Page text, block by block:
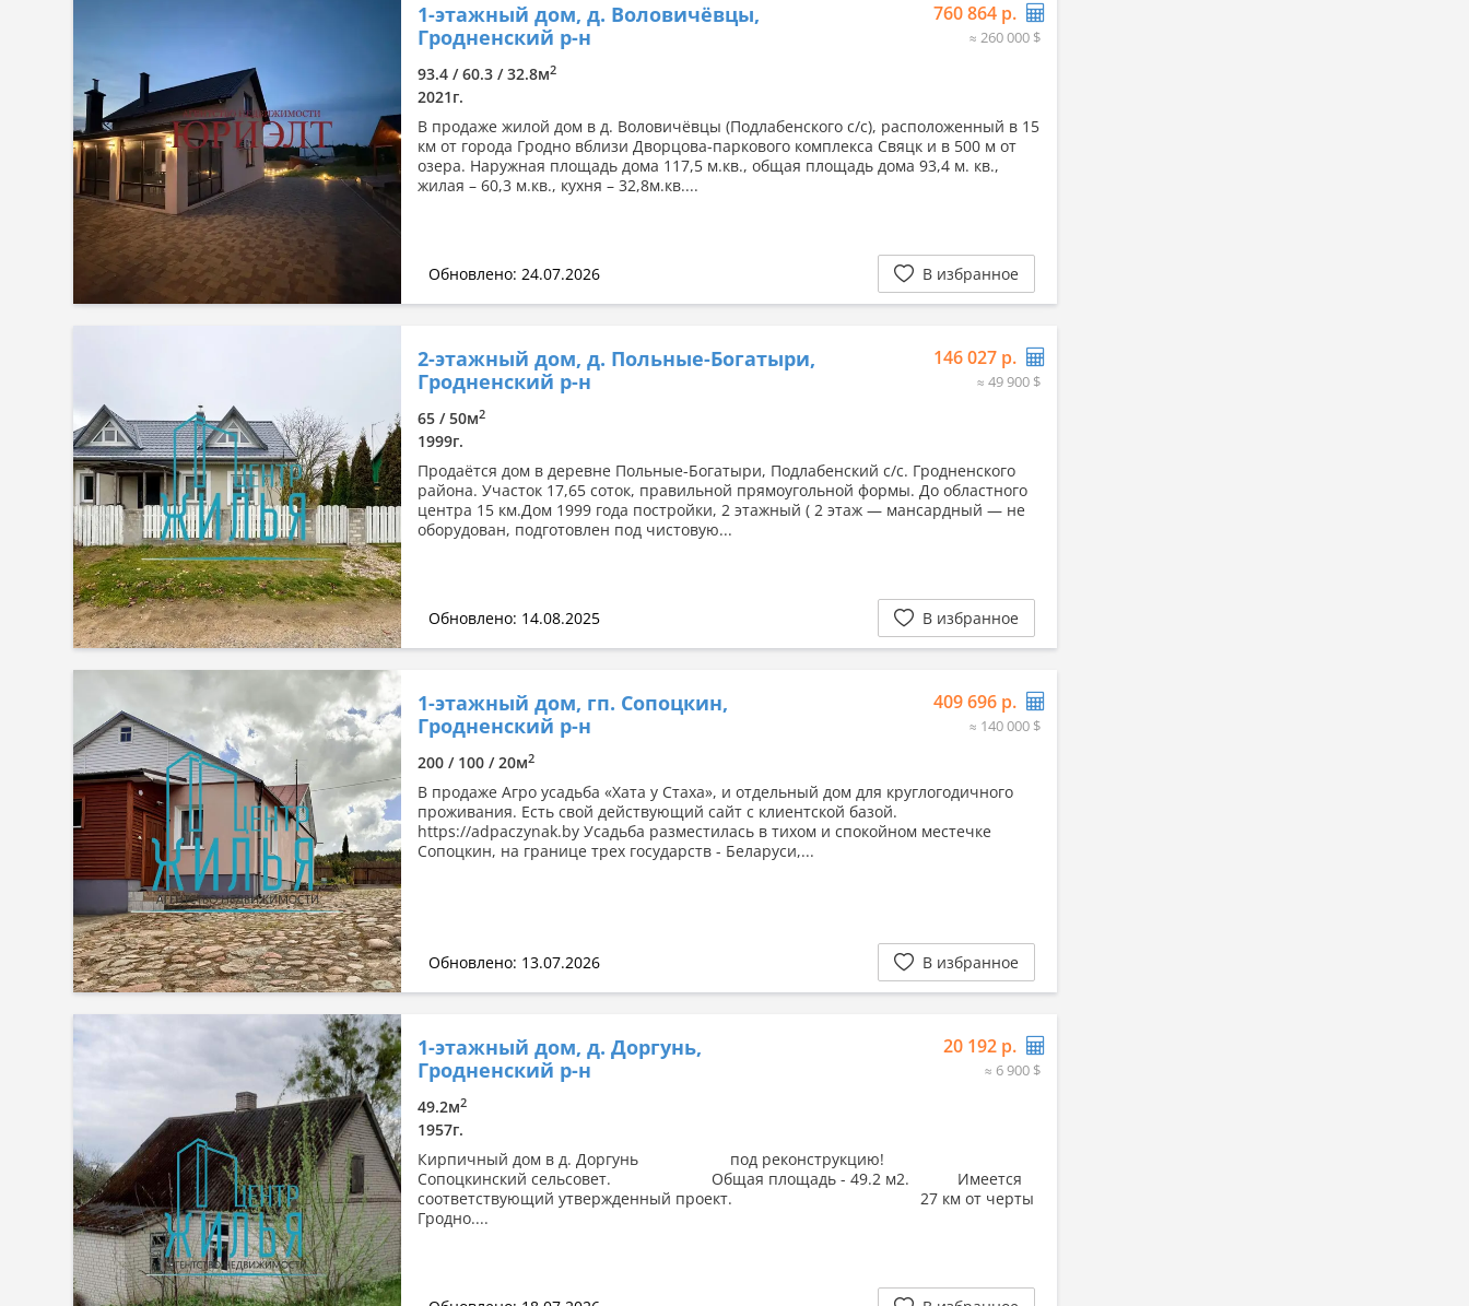
1-этажный дом, д. Воловичёвцы,
Гродненский р-н
760 864 р.
≈ 260 000 $
93.4 / 60.3 / 32.8м2
2021г.
В продаже жилой дом в д. Воловичёвцы (Подлабенского с/с), расположенный в 15
км от города Гродно вблизи Дворцова-паркового комплекса Свяцк и в 500 м от
озера. Наружная площадь дома 117,5 м.кв., общая площадь дома 93,4 м. кв.,
жилая – 60,3 м.кв., кухня – 32,8м.кв....
Обновлено: 24.07.2026 В избранное
2-этажный дом, д. Польные-Богатыри,
Гродненский р-н
146 027 р.
≈ 49 900 $
65 / 50м2
1999г.
Продаётся дом в деревне Польные-Богатыри, Подлабенский с/с. Гродненского
района. Участок 17,65 соток, правильной прямоугольной формы. До областного
центра 15 км.Дом 1999 года постройки, 2 этажный ( 2 этаж — мансардный — не
оборудован, подготовлен под чистовую...
Обновлено: 14.08.2025 В избранное
1-этажный дом, гп. Сопоцкин,
Гродненский р-н
409 696 р.
≈ 140 000 $
200 / 100 / 20м2
В продаже Агро усадьба «Хата у Стаха», и отдельный дом для круглогодичного
проживания. Есть свой действующий сайт с клиентской базой.
https://adpaczynak.by Усадьба разместилась в тихом и спокойном местечке
Сопоцкин, на границе трех государств - Беларуси,...
Обновлено: 13.07.2026 В избранное
1-этажный дом, д. Доргунь,
Гродненский р-н
20 192 р.
≈ 6 900 $
49.2м2
1957г.
Кирпичный дом в д. Доргунь под реконструкцию!
Сопоцкинский сельсовет. Общая площадь - 49.2 м2. Имеется
соответствующий утвержденный проект. 27 км от черты
Гродно....